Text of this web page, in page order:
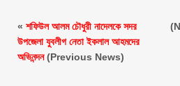
« শফিউল আলম চৌধুরী নাদেলকে সদর
উপজেলা যুবলীগ নেতা ইকলাল আহমদের
অভিনন্দন(Previous News)